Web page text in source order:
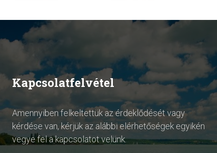
Kapcsolatfelvétel
Amennyiben felkeltettük az érdeklődését vagy
kérdése van, kérjük az alábbi elérhetőségek egyikén
vegye fel a kapcsolatot velünk.